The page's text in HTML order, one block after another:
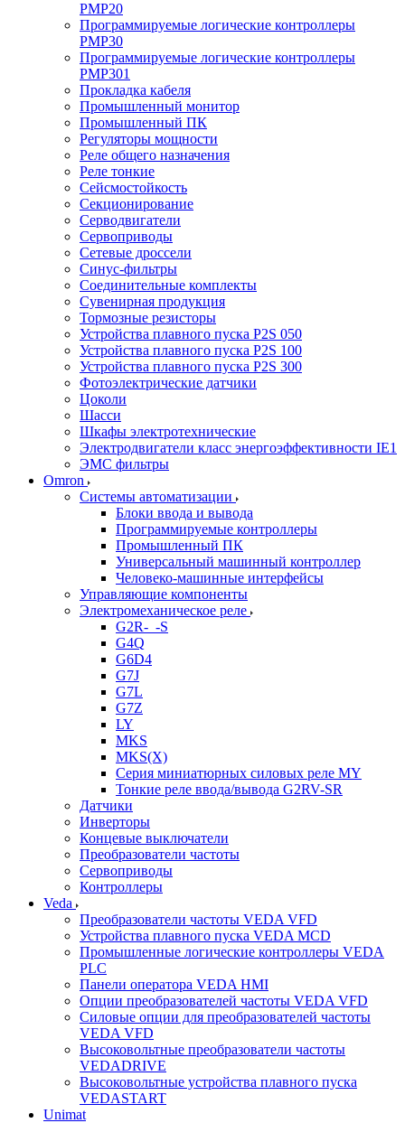
PMP20
Программируемые логические контроллеры
PMP30
Программируемые логические контроллеры
PMP301
Прокладка кабеля
Промышленный монитор
Промышленный ПК
Регуляторы мощности
Реле общего назначения
Реле тонкие
Сейсмостойкость
Секционирование
Серводвигатели
Сервоприводы
Сетевые дроссели
Синус-фильтры
Соединительные комплекты
Сувенирная продукция
Тормозные резисторы
Устройства плавного пуска P2S 050
Устройства плавного пуска P2S 100
Устройства плавного пуска P2S 300
Фотоэлектрические датчики
Цоколи
Шасси
Шкафы электротехнические
Электродвигатели класс энергоэффективности IE1
ЭМС фильтры
Omron
Системы автоматизации
Блоки ввода и вывода
Программируемые контроллеры
Промышленный ПК
Универсальный машинный контроллер
Человеко-машинные интерфейсы
Управляющие компоненты
Электромеханическое реле
G2R-_-S
G4Q
G6D4
G7J
G7L
G7Z
LY
MKS
MKS(X)
Серия миниатюрных силовых реле MY
Тонкие реле ввода/вывода G2RV-SR
Датчики
Инверторы
Концевые выключатели
Преобразователи частоты
Сервоприводы
Контроллеры
Veda
Преобразователи частоты VEDA VFD
Устройства плавного пуска VEDA MCD
Промышленные логические контроллеры VEDA
PLC
Панели оператора VEDA HMI
Опции преобразователей частоты VEDA VFD
Силовые опции для преобразователей частоты
VEDA VFD
Высоковольтные преобразователи частоты
VEDADRIVE
Высоковольтные устройства плавного пуска
VEDASTART
Unimat